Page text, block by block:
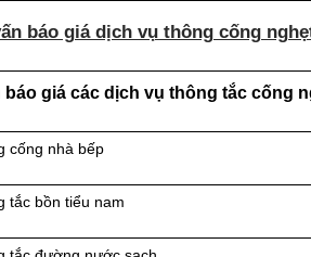
báo giá dịch vụ thông cống
báo giá các dịch vụ thông tắc cống
cống nhà bếp
tắc bồn tiểu nam